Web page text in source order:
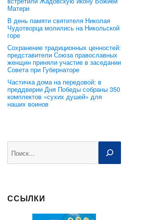
Матери
В день памяти святителя Николая
Чудотворца молились на Никольской
горе
Сохранение традиционных ценностей:
представители Союза православных
женщин приняли участие в заседании
Совета при Губернаторе
Частичка дома на передовой: в
преддверии Дня Победы собраны 350
комплектов «сухих душей» для
наших воинов
ССЫЛКИ